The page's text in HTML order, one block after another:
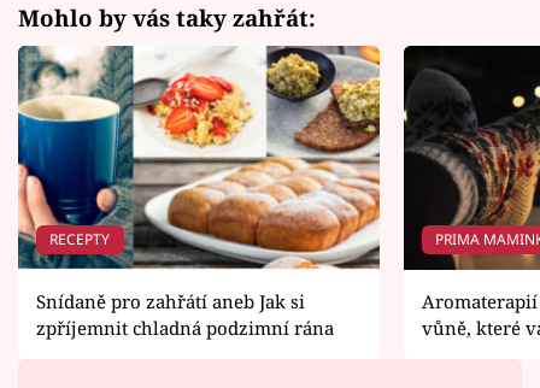
Mohlo by vás taky zahřát:
RECEPTY
Snídaně pro zahřátí aneb Jak si
zpříjemnit chladná podzimní rána
PRIMA
vůně, které